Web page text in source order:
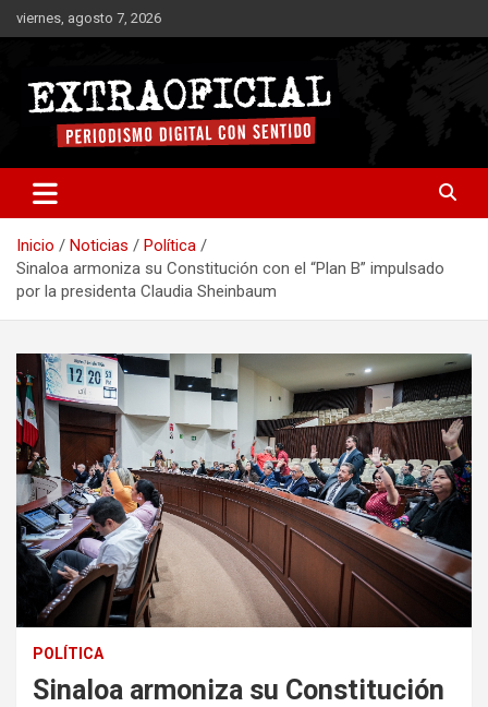
Saltar
al
viernes, agosto 7, 2026
Extraoficial
Inicio Noticias
Política
Sinaloa armoniza su Constitución con el “Plan B” impulsado
por la presidenta Claudia Sheinbaum
POLÍTICA
Sinaloa armoniza su Constitución